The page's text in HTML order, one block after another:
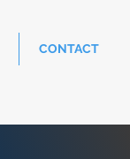
CONTACT